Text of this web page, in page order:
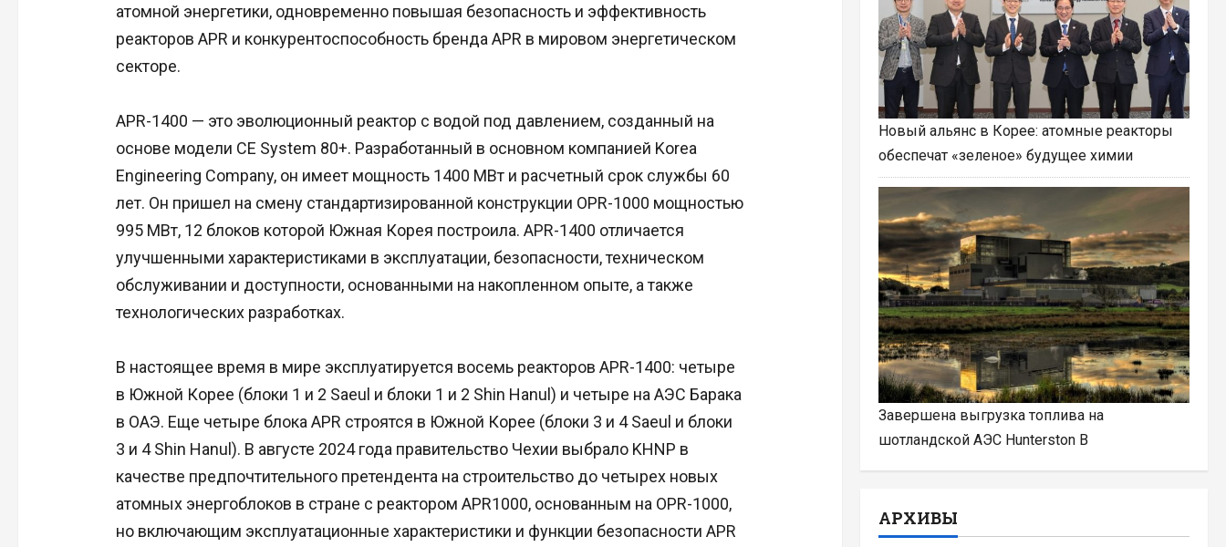
атомной энергетики, одновременно повышая безопасность и эффективность
реакторов APR и конкурентоспособность бренда APR в мировом энергетическом
секторе.
APR-1400 — это эволюционный реактор с водой под давлением, созданный на
основе модели CE System 80+. Разработанный в основном компанией Korea
Engineering Company, он имеет мощность 1400 МВт и расчетный срок службы 60
лет. Он пришел на смену стандартизированной конструкции OPR-1000 мощностью
995 МВт, 12 блоков которой Южная Корея построила. APR-1400 отличается
улучшенными характеристиками в эксплуатации, безопасности, техническом
обслуживании и доступности, основанными на накопленном опыте, а также
технологических разработках.
В настоящее время в мире эксплуатируется восемь реакторов APR-1400: четыре
в Южной Корее (блоки 1 и 2 Saeul и блоки 1 и 2 Shin Hanul) и четыре на АЭС Барака
в ОАЭ. Еще четыре блока APR строятся в Южной Корее (блоки 3 и 4 Saeul и блоки
3 и 4 Shin Hanul). В августе 2024 года правительство Чехии выбрало KHNP в
качестве предпочтительного претендента на строительство до четырех новых
атомных энергоблоков в стране с реактором APR1000, основанным на OPR-1000,
но включающим эксплуатационные характеристики и функции безопасности APR
Новый альянс в Корее: атомные реакторы
обеспечат «зеленое» будущее химии
Завершена выгрузка топлива на
шотландской АЭС Hunterston B
АРХИВЫ